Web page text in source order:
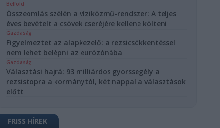
Belföld
Összeomlás szélén a víziközmű-rendszer: A teljes
éves bevételt a csövek cseréjére kellene költeni
Gazdaság
Figyelmeztet az alapkezelő: a rezsicsökkentéssel
nem lehet belépni az eurózónába
Gazdaság
Választási hajrá: 93 milliárdos gyorssegély a
rezsistopra a kormánytól, két nappal a választások
előtt
FRISS HÍREK